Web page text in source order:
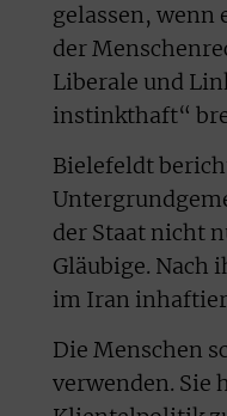
gelassen, wenn
der
Liberale und
instinkthaft“
Bielefeldt
der Staat nicht
Gläubige. Nach
im Iran
Die Menschen
verwenden. Sie